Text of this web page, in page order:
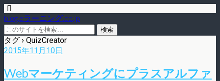
blog.eラーニング.co.jp
タグ › QuizCreator
2015年11月10日
Webマーケティングにプラスアルファ